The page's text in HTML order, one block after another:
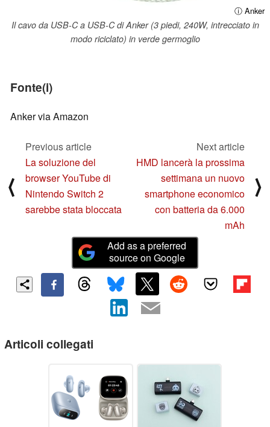
ⓘ Anker
Il cavo da USB-C a USB-C di Anker (3 piedi, 240W, intrecciato in
modo riciclato) in verde germoglio
Fonte(i)
Anker via Amazon
⟨
Previous article
La soluzione del
browser YouTube di
Nintendo Switch 2
sarebbe stata bloccata
Next article
HMD lancerà la prossima
settimana un nuovo
smartphone economico
con batteria da 6.000
mAh
⟩
Add as a preferred
source on Google
Articoli collegati